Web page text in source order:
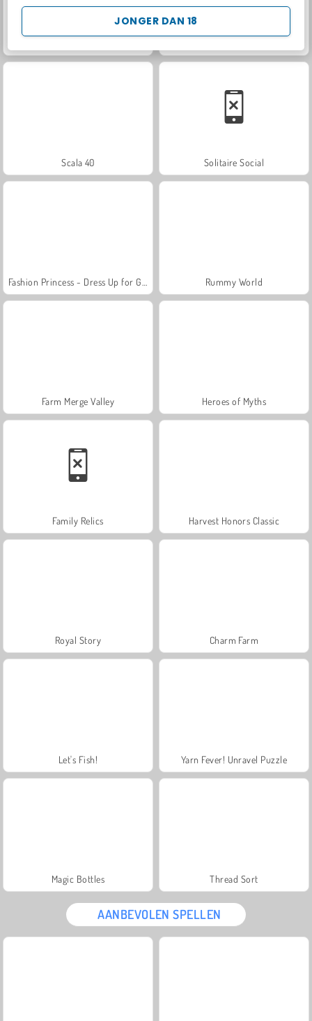
JONGER DAN 18
Scala 40 Solitaire Social
Rummy World
Farm Merge Valley Heroes of Myths
Family Relics Harvest Honors Classic
Royal Story Charm Farm
Let's Fish! Yarn Fever! Unravel Puzzle
Magic Bottles Thread Sort
AANBEVOLEN SPELLEN